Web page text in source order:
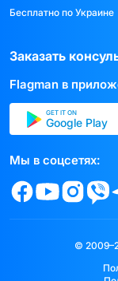
Бесплатно по Украине
Заказать
Flagman в
GET IT ON
Google Play
Мы в соцсетях:
©